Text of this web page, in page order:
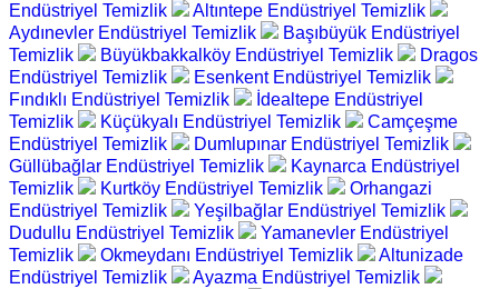
Endüstriyel Temizlik
Altıntepe Endüstriyel Temizlik
Aydınevler Endüstriyel Temizlik
Başıbüyük Endüstriyel
Temizlik
Büyükbakkalköy Endüstriyel Temizlik
Dragos
Endüstriyel Temizlik
Esenkent Endüstriyel Temizlik
Fındıklı Endüstriyel Temizlik
İdealtepe Endüstriyel
Temizlik
Küçükyalı Endüstriyel Temizlik
Camçeşme
Endüstriyel Temizlik
Dumlupınar Endüstriyel Temizlik
Güllübağlar Endüstriyel Temizlik
Kaynarca Endüstriyel
Temizlik
Kurtköy Endüstriyel Temizlik
Orhangazi
Endüstriyel Temizlik
Yeşilbağlar Endüstriyel Temizlik
Dudullu Endüstriyel Temizlik
Yamanevler Endüstriyel
Temizlik
Okmeydanı Endüstriyel Temizlik
Altunizade
Endüstriyel Temizlik
Ayazma Endüstriyel Temizlik